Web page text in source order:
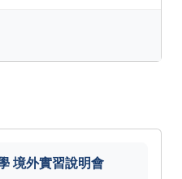
境外實習說明會